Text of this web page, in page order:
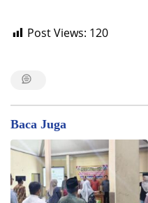
Post Views: 120
Baca Juga